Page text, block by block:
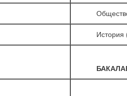
История